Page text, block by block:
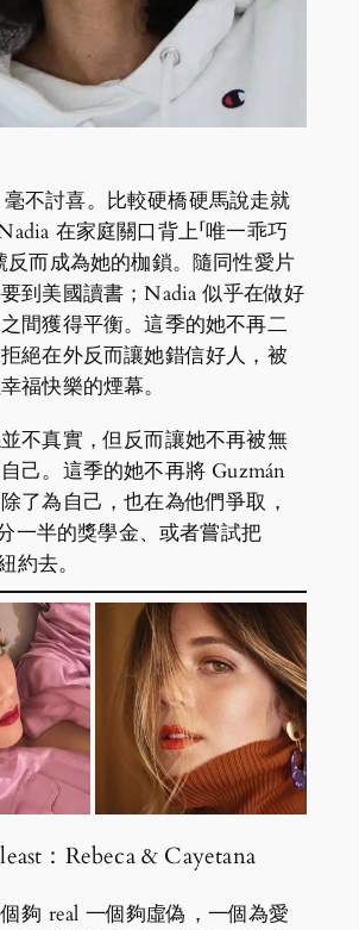
不討喜。比較硬橋硬馬說走就
在家庭關口背上「唯一乖巧
反而成為她的枷鎖。隨同性愛片
到美國讀書；Nadia 似乎在做好
間獲得平衡。這季的她不再二
絕在外反而讓她錯信好人，被
福快樂的煙幕。
不真實，但反而讓她不再被無
己。這季的她不再將 Guzmán
了為自己，也在為他們爭取，
一半的獎學金、或者嘗試把
約去。
：Rebeca & Cayetana
夠 real 一個夠虛偽，一個為愛